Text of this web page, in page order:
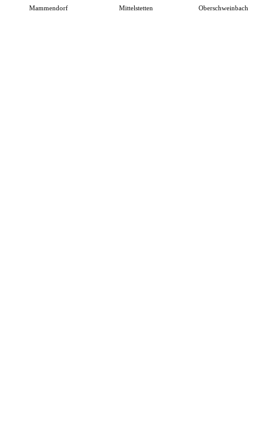
Mammendorf Mittelstetten Oberschweinbach